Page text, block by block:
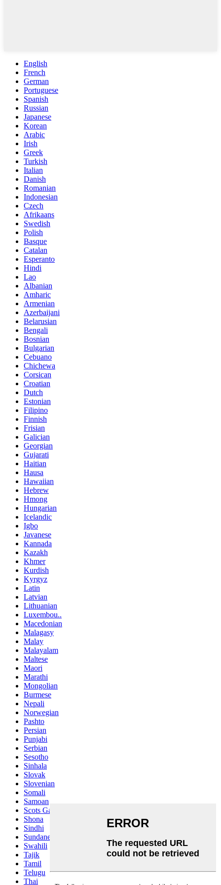
English
French
German
Portuguese
Spanish
Russian
Japanese
Korean
Arabic
Irish
Greek
Turkish
Italian
Danish
Romanian
Indonesian
Czech
Afrikaans
Swedish
Polish
Basque
Catalan
Esperanto
Hindi
Lao
Albanian
Amharic
Armenian
Azerbaijani
Belarusian
Bengali
Bosnian
Bulgarian
Cebuano
Chichewa
Corsican
Croatian
Dutch
Estonian
Filipino
Finnish
Frisian
Galician
Georgian
Gujarati
Haitian
Hausa
Hawaiian
Hebrew
Hmong
Hungarian
Icelandic
Igbo
Javanese
Kannada
Kazakh
Khmer
Kurdish
Kyrgyz
Latin
Latvian
Lithuanian
Luxembou..
Macedonian
Malagasy
Malay
Malayalam
Maltese
Maori
Marathi
Mongolian
Burmese
Nepali
Norwegian
Pashto
Persian
Punjabi
Serbian
Sesotho
Sinhala
Slovak
Slovenian
Somali
Samoan
Scots Gaelic
Shona
Sindhi
Sundanese
Swahili
Tajik
Tamil
Telugu
Thai